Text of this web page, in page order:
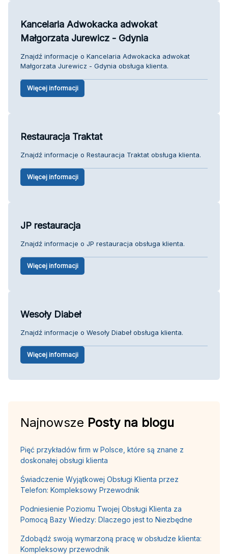
Kancelaria Adwokacka adwokat
Małgorzata Jurewicz - Gdynia
Znajdź informacje o Kancelaria Adwokacka adwokat
Małgorzata Jurewicz - Gdynia obsługa klienta.
Więcej informacji
Restauracja Traktat
Znajdź informacje o Restauracja Traktat obsługa klienta.
Więcej informacji
JP restauracja
Znajdź informacje o JP restauracja obsługa klienta.
Więcej informacji
Wesoły Diabeł
Znajdź informacje o Wesoły Diabeł obsługa klienta.
Więcej informacji
Najnowsze Posty na blogu
Pięć przykładów firm w Polsce, które są znane z
doskonałej obsługi klienta
Świadczenie Wyjątkowej Obsługi Klienta przez
Telefon: Kompleksowy Przewodnik
Podniesienie Poziomu Twojej Obsługi Klienta za
Pomocą Bazy Wiedzy: Dlaczego jest to Niezbędne
Zdobądź swoją wymarzoną pracę w obsłudze klienta:
Kompleksowy przewodnik